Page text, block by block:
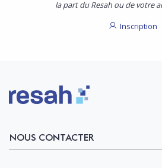
la part du Resah ou de votre
Inscription
Logo Resah
NOUS CONTACTER